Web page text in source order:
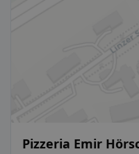
Pizzeria Emir